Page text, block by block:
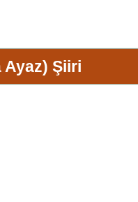
Şiiri